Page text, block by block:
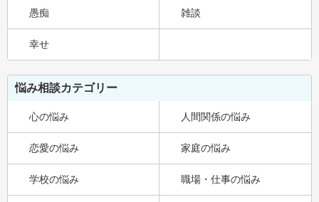
愚痴 雑談
幸せ
悩み相談カテゴリー
心の悩み 人間関係の悩み
恋愛の悩み 家庭の悩み
学校の悩み 職場・仕事の悩み